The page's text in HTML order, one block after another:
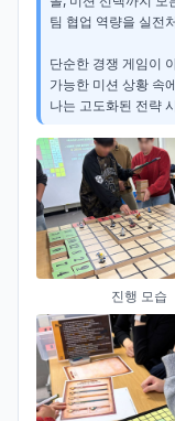
팀 협업 역량을 실전
단순한 경쟁 게임이
가능한 미션 상황 속
나는 고도화된 전략
진행 모습